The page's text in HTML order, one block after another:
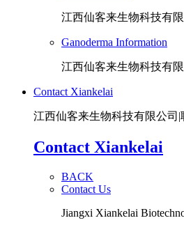
江西仙客来生物科技有
Ganoderma Information
江西仙客来生物科技有
Contact Xiankelai
江西仙客来生物科技有限公司|
Contact Xiankelai
BACK
Contact Us
Jiangxi Xiankelai